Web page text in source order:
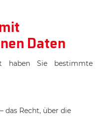
Daten
haben Sie bestimmte
das Recht, über die